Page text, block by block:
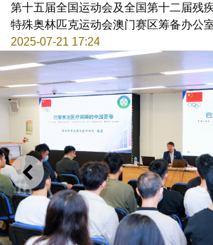
第十五届全国运动会及全国第十二届残
特殊奥林匹克运动会澳门赛区筹备办公
2025-07-21 17:24
上一则